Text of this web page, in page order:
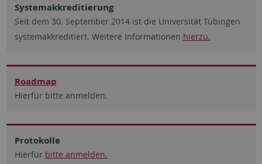
Systemakkreditierung
Seit dem 30. September 2014 ist die Universität Tübingen
systemakkreditiert. Weitere Informationen hierzu.
Roadmap
Hierfür bitte anmelden.
Protokolle
Hierfür bitte anmelden.